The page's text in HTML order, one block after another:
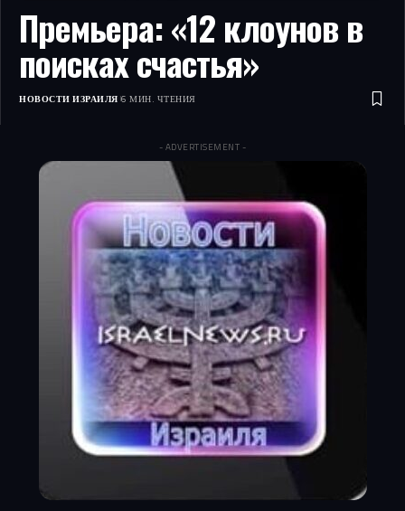
Премьера: «12 клоунов в
поисках счастья»
НОВОСТИ ИЗРАИЛЯ 6 МИН. ЧТЕНИЯ
- ADVERTISEMENT -